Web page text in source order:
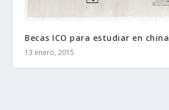
Becas ICO para estudiar en china
13 enero, 2015